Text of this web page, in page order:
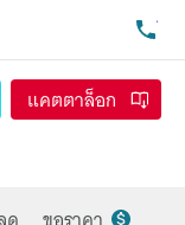
แคตตาล็อก